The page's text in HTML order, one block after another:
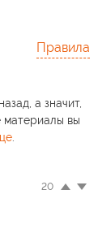
Правила
а значит,
материалы вы
.
20